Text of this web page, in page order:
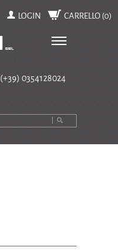
LOGIN CARRELLO (0)
(+39) 0354128024